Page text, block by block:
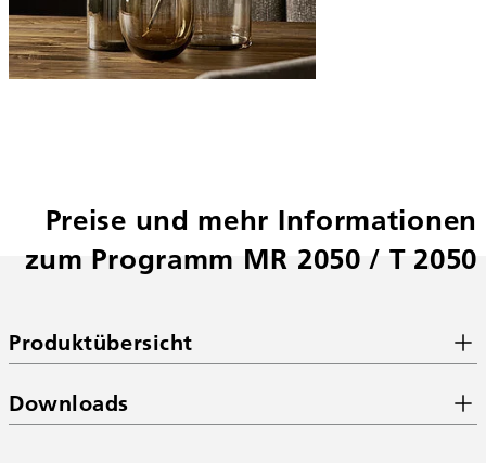
Preise und mehr Informationen
zum Programm MR 2050 / T 2050
Produktübersicht
Downloads